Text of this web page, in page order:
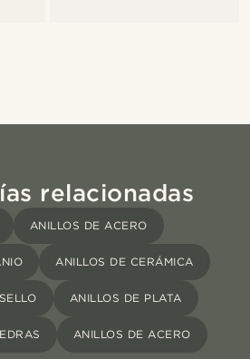
relacionadas
ANILLOS DE ACERO
ANILLOS DE CERÁMICA
ANILLOS DE PLATA
ANILLOS DE ACERO